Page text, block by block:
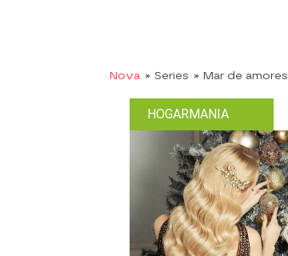
Nova » Series » Mar de amores
HOGARMANIA